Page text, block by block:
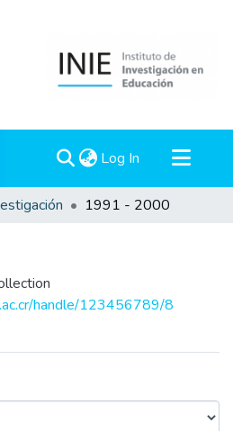
Log In (current)
1991 - 2000
handle/123456789/8